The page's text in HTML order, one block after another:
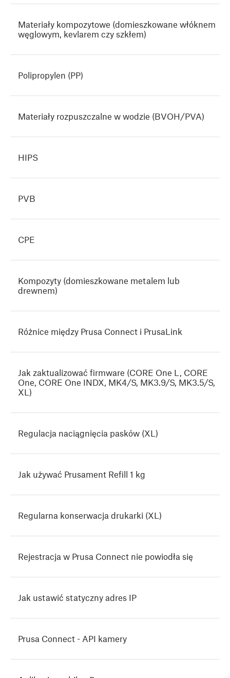
Materiały kompozytowe (domieszkowane włóknem
węglowym, kevlarem czy szkłem)
Polipropylen (PP)
Materiały rozpuszczalne w wodzie (BVOH/PVA)
HIPS
PVB
CPE
Kompozyty (domieszkowane metalem lub
drewnem)
Różnice między Prusa Connect i PrusaLink
Jak zaktualizować firmware (CORE One L, CORE
One, CORE One INDX, MK4/S, MK3.9/S, MK3.5/S,
XL)
Regulacja naciągnięcia pasków (XL)
Jak używać Prusament Refill 1 kg
Regularna konserwacja drukarki (XL)
Rejestracja w Prusa Connect nie powiodła się
Jak ustawić statyczny adres IP
Prusa Connect - API kamery